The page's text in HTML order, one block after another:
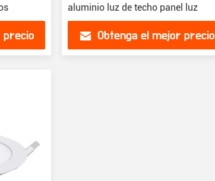
precio
aluminio luz de techo panel luz
Obtenga el mejor precio